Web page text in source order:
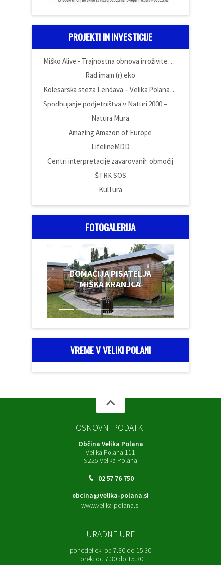
PROJEKTI IN INVESTICIJE
Miško Alive - Trajnostna obnova in oživitev domačije Miška Kranjca
Rad imam (r) eko
Kolesarska steza Lendava – Velika Polana – Črenšovci
Spodbujanje podjetništva v Naturi 2000 – Poslovna cona Vüdina
Natura Mura
Amazing Amazon of Europe
LifelineMDD
Centri interpretacije zavarovanih območij
ŠTRK SOS
KulTura
FOTOGALERIJA
DOMAČIJA PISATELJA
MIŠKA KRANJCA
VREME V VELIKI POLANI
OSNOVNI PODATKI
Občina Velika Polana
Velika Polana 111
9225 Velika Polana
02 57 76 750
obcina@velika-polana.si
www.velika-polana.si
URADNE URE
ponedeljek: od 7.30 do 15.30
torek: od 7.30 do 15.30